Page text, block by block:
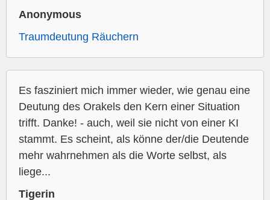
Anonymous
Traumdeutung Räuchern
Es fasziniert mich immer wieder, wie genau eine
Deutung des Orakels den Kern einer Situation
trifft. Danke! - auch, weil sie nicht von einer KI
stammt. Es scheint, als könne der/die Deutende
mehr wahrnehmen als die Worte selbst, als
liege...
Tigerin